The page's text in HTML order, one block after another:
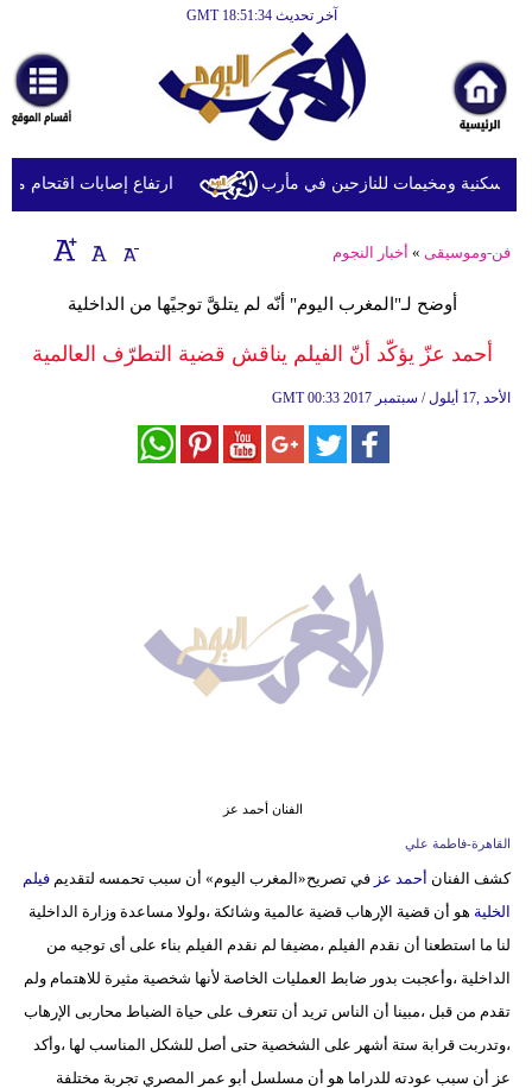
آخر تحديث GMT 18:51:34
أخبارعاجلة
رياضة
ثقافة
إقتصاد
مرأة
أزياء
إسلامية
علوم
وتكنولوجيا
ارتفاع إصابات اقتحام مخيم قلنديا إلى 16 وسط عرقلة الاحتلال
فن-وموسيقى » أخبار النجوم
أوضح لـ"المغرب اليوم" أنّه لم يتلقَّ توجيًها من الداخلية
أحمد عزّ يؤكّد أنّ الفيلم يناقش قضية التطرّف العالمية
GMT 00:33 2017 الأحد ,17 أيلول / سبتمبر
الفنان أحمد عز
القاهرة-فاطمة علي
كشف الفنان أحمد عز في تصريح«المغرب اليوم» أن سبب تحمسه لتقديمفيلم
الخلية هو أن قضية الإرهاب قضية عالمية وشائكة ،ولولا مساعدة وزارة الداخلية
لنا ما استطعنا أن نقدم الفيلم ،مضيفا لم نقدم الفيلم بناء على أى توجيه من
الداخلية ،وأعجبت بدور ضابط العمليات الخاصة لأنها شخصية مثيرة للاهتمام ولم
تقدم من قبل ،مبينا أن الناس تريد أن تتعرف على حياة الضباط محاربى الإرهاب
،وتدربت قرابة ستة أشهر على الشخصية حتى أصل للشكل المناسب لها ،وأكد
عز أن سبب عودته للدراما هو أن مسلسل أبو عمر المصري تجربة مختلفة